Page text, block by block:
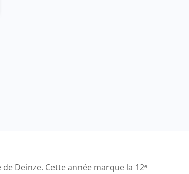
Deinze. Cette année marque la 12ᵉ